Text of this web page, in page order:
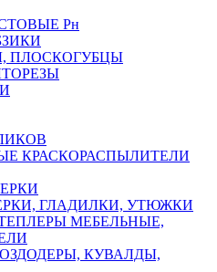
Рн
ПЛОСКОГУБЦЫ
КРАСКОРАСПЫЛИТЕЛИ
ГЛАДИЛКИ, УТЮЖКИ
МЕБЕЛЬНЫЕ,
КУВАЛДЫ,